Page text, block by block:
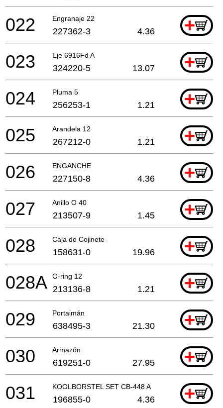
Engranaje 22 +
022 227362-3 4.36
Eje 6916Fd A +
023 324220-5 13.07
Pluma 5 +
024 256253-1 1.21
Arandela 12 +
025 267212-0 1.21
ENGANCHE +
026 227150-8 4.36
Anillo O 40 +
027 213507-9 1.45
Caja de Cojinete +
028 158631-0 19.96
O-ring 12 +
028A 213136-8 1.21
Portaimán +
029 638495-3 21.30
Armazón +
030 619251-0 27.95
KOOLBORSTEL SET CB-448 A +
031 196855-0 4.36